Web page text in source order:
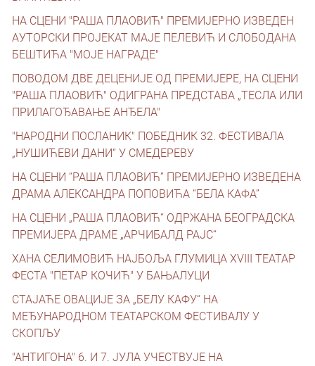
НА СЦЕНИ "РАША ПЛАОВИЋ" ПРЕМИЈЕРНО ИЗВЕДЕН
АУТОРСКИ ПРОЈЕКАТ МАЈЕ ПЕЛЕВИЋ И СЛОБОДАНА
БЕШТИЋА "МОЈЕ НАГРАДЕ"
ПОВОДОМ ДВЕ ДЕЦЕНИЈЕ ОД ПРЕМИЈЕРЕ, НА СЦЕНИ
"РАША ПЛАОВИЋ" ОДИГРАНА ПРЕДСТАВА „ТЕСЛА ИЛИ
ПРИЛАГОЂАВАЊЕ АНЂЕЛА"
"НАРОДНИ ПОСЛАНИК" ПОБЕДНИК 32. ФЕСТИВАЛА
„НУШИЋЕВИ ДАНИ“ У СМЕДЕРЕВУ
НА СЦЕНИ “РАША ПЛАОВИЋ” ПРЕМИЈЕРНО ИЗВЕДЕНА
ДРАМА АЛЕКСАНДРА ПОПОВИЋА “БЕЛА КАФА”
НА СЦЕНИ „РАША ПЛАОВИЋ“ ОДРЖАНА БЕОГРАДСКА
ПРЕМИЈЕРА ДРАМЕ „АРЧИБАЛД РАЈС“
ХАНА СЕЛИМОВИЋ НАЈБОЉА ГЛУМИЦА XVIII ТЕАТАР
ФЕСТА "ПЕТАР КОЧИЋ" У БАЊАЛУЦИ
СТАЈАЋЕ ОВАЦИЈЕ ЗА „БЕЛУ КАФУ“ НА
МЕЂУНАРОДНОМ ТЕАТАРСКОМ ФЕСТИВАЛУ У
СКОПЉУ
"АНТИГОНА" 6. И 7. ЈУЛА УЧЕСТВУЈЕ НА